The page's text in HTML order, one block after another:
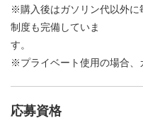
※購入後はガソリン代以外に
制度も完備していま
す
※プライベート使用の場合、
応募資格